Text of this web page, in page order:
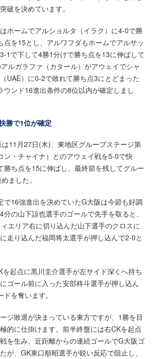
破を決めています。
ホームでアルショルタ（イラク）に4-0で勝
点を15とし、アルワフダもホームでアルサッ
1で下して4勝1分けで勝ち点を13に伸ばして
ルガラファ（カタール）がアウェイでシャ
UAE）に0-2で敗れて勝ち点3にとどまった
ウンド16進出条件の8位以内が確定しまし
勝で1位が確定
11月27日(木)、東地区グループステージ第
ン・チャイナ）とのアウェイ戦を5-0で快
勝ち点を15に伸ばし、最終節を残してグルー
ました。
で16強進出を決めていたG大阪は今節も好調
の山下諒也選手のゴールで先手を取ると、
エリア右に切り込んだ山下選手のクロスに
走り込んだ福岡将太選手が押し込んで2-0と
を起点に黒川圭介選手が左サイド深くへ持ち
ゴール前に入った安部柊斗選手が押し込ん
を奪います。
ジ敗退が決まっている東方ですが、1勝を目
的に仕掛けます。前半終盤には右CKを起点
を生み、近距離からの連続ゴールでG大阪ゴ
が、GK東口順昭選手が鋭い反応で阻止し、